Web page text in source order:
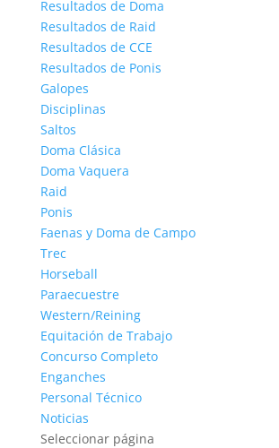
Resultados de Doma
Resultados de Raid
Resultados de CCE
Resultados de Ponis
Galopes
Disciplinas
Saltos
Doma Clásica
Doma Vaquera
Raid
Ponis
Faenas y Doma de Campo
Trec
Horseball
Paraecuestre
Western/Reining
Equitación de Trabajo
Concurso Completo
Enganches
Personal Técnico
Noticias
Seleccionar página